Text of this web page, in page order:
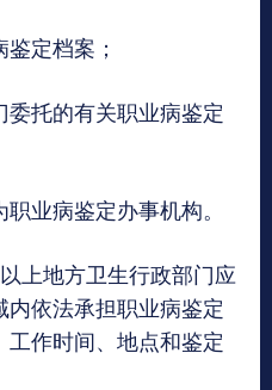
定档案；
委托的有关职业病鉴定
业病鉴定办事机构。
上地方卫生行政部门应
依法承担职业病鉴定
作时间、地点和鉴定